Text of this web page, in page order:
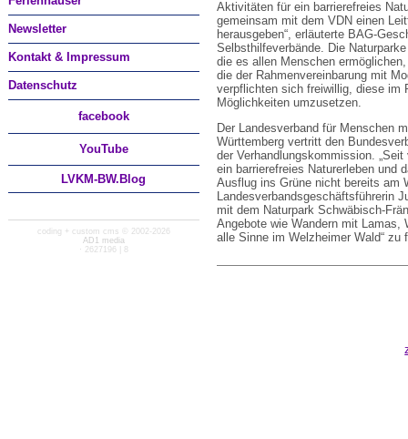
Newsletter
Kontakt & Impressum
Datenschutz
facebook
YouTube
LVKM-BW.Blog
coding + custom cms © 2002-2026
AD1 media
· 2627196 | 8
Aktivitäten für ein barrierefreies
gemeinsam mit dem VDN einen
herausgeben“, erläuterte BAG-
Selbsthilfeverbände. Die
die es allen Menschen
die der Rahmenvereinbarung mit
verpflichten sich freiwillig, diese im
Möglichkeiten umzusetzen.
Der Landesverband für Menschen
Württemberg vertritt den
der Verhandlungskommission.
ein barrierefreies Naturerleben und
Ausflug ins Grüne nicht bereits am
Landesverbandsgeschäftsführerin
mit dem Naturpark Schwäbisch-
Angebote wie Wandern mit Lamas,
alle Sinne im Welzheimer Wald“ zu